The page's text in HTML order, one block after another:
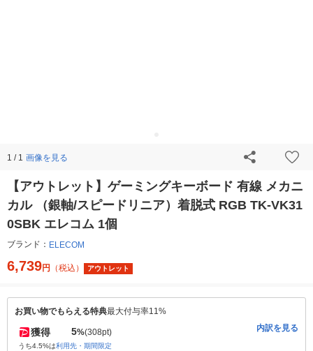
1 / 1 画像を見る
【アウトレット】ゲーミングキーボード 有線 メカニ
カル （銀軸/スピードリニア）着脱式 RGB TK-VK31
0SBK エレコム 1個
ブランド： ELECOM
6,739円 （税込） アウトレット
お買い物でもらえる特典最大付与率11%
獲得 5%(308pt)
うち4.5%は利用先・期間限定
内訳を見る